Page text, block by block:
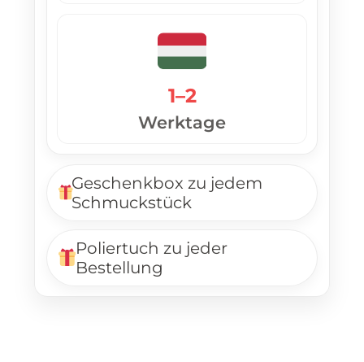
1–2
Werktage
Geschenkbox zu jedem
Schmuckstück
Poliertuch zu jeder
Bestellung